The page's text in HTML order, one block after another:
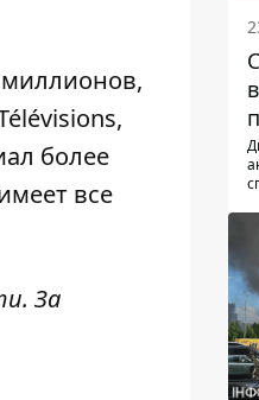
миллионов,
более
все
За